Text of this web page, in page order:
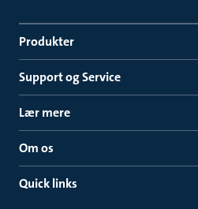
Produkter
Support og Service
Lær mere
Om os
Quick links